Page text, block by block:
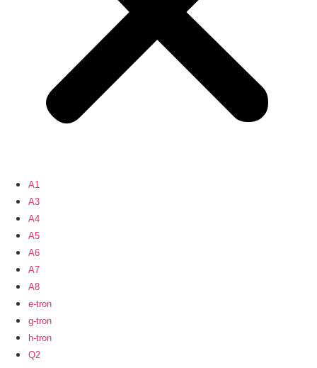
A1
A3
A4
A5
A6
A7
A8
e-tron
g-tron
h-tron
Q2